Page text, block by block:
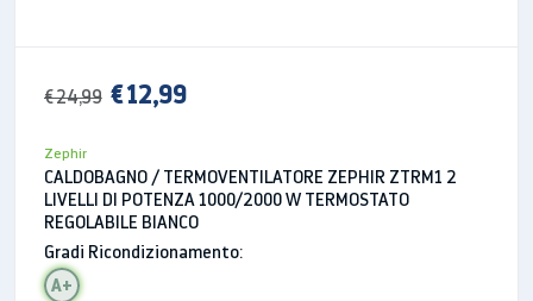
€ 24,99 € 12,99
Zephir
CALDOBAGNO / TERMOVENTILATORE ZEPHIR ZTRM1 2
LIVELLI DI POTENZA 1000/2000 W TERMOSTATO
REGOLABILE BIANCO
Gradi Ricondizionamento:
A+